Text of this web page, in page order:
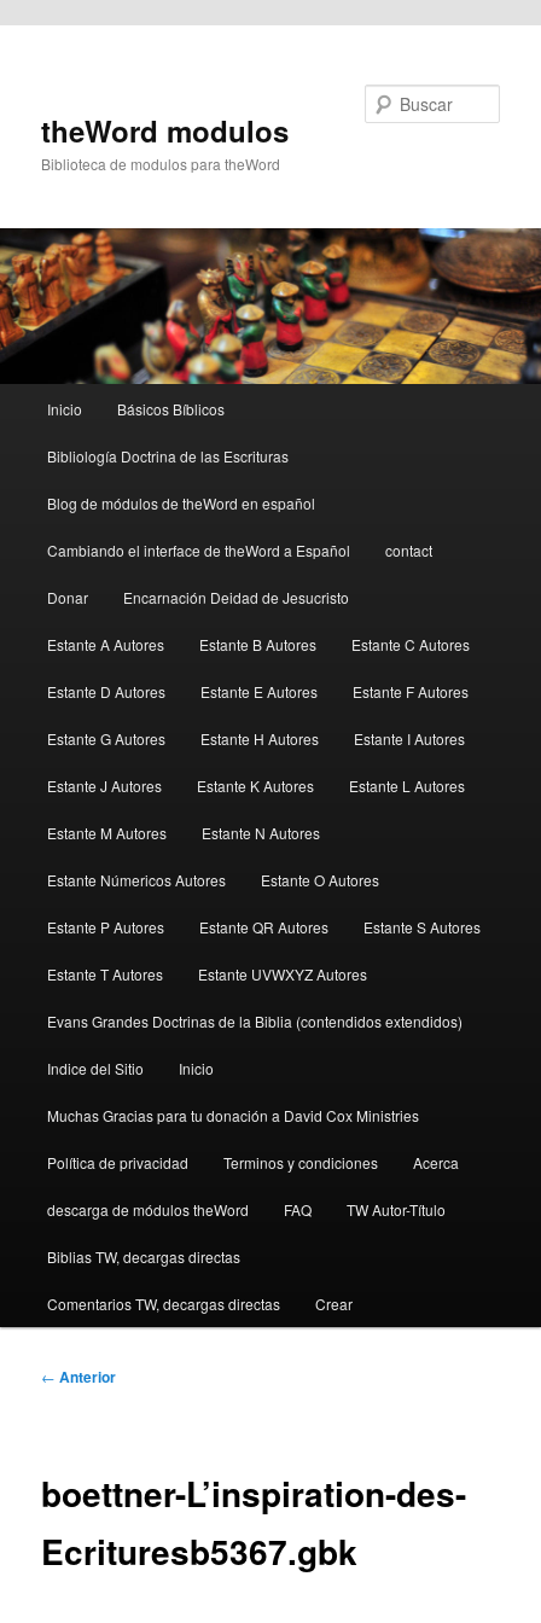
theWord modulos
Biblioteca de modulos para theWord
principal
Inicio Básicos Bíblicos
Bibliología Doctrina de las Escrituras
Blog de módulos de theWord en español
Cambiando el interface de theWord a Español contact
Donar Encarnación Deidad de Jesucristo
Estante A Autores Estante B Autores Estante C Autores
Estante D Autores Estante E Autores Estante F Autores
Estante G Autores Estante H Autores Estante I Autores
Estante J Autores Estante K Autores Estante L Autores
Estante M Autores Estante N Autores
Estante Númericos Autores Estante O Autores
Estante P Autores Estante QR Autores Estante S Autores
Estante T Autores Estante UVWXYZ Autores
Evans Grandes Doctrinas de la Biblia (contendidos extendidos)
Indice del Sitio Inicio
Muchas Gracias para tu donación a David Cox Ministries
Política de privacidad Terminos y condiciones Acerca
descarga de módulos theWord FAQ TW Autor-Título
Biblias TW, decargas directas
Comentarios TW, decargas directas Crear
Navegación
← Anterior
boettner-L’inspiration-des-
Ecrituresb5367.gbk